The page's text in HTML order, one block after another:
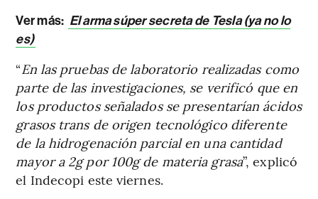
Ver más: El arma súper secreta de Tesla (ya no lo
es)
“En las pruebas de laboratorio realizadas como
parte de las investigaciones, se verificó que en
los productos señalados se presentarían ácidos
grasos trans de origen tecnológico diferente
de la hidrogenación parcial en una cantidad
mayor a 2g por 100g de materia grasa”, explicó
el Indecopi este viernes.